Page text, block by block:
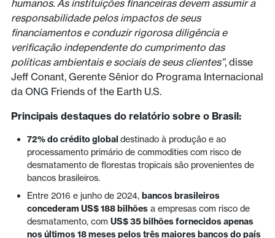
humanos. As instituições financeiras devem assumir a
responsabilidade pelos impactos de seus
financiamentos e conduzir rigorosa diligência e
verificação independente do cumprimento das
políticas ambientais e sociais de seus clientes”, disse
Jeff Conant, Gerente Sênior do Programa Internacional
da ONG Friends of the Earth U.S.
Principais destaques do relatório sobre o Brasil:
72% do crédito global destinado à produção e ao
processamento primário de commodities com risco de
desmatamento de florestas tropicais são provenientes de
bancos brasileiros.
Entre 2016 e junho de 2024, bancos brasileiros
concederam US$ 188 bilhõesa empresas com risco de
desmatamento, com US$ 35 bilhões fornecidos apenas
nos últimos 18 meses pelos três maiores bancos do país